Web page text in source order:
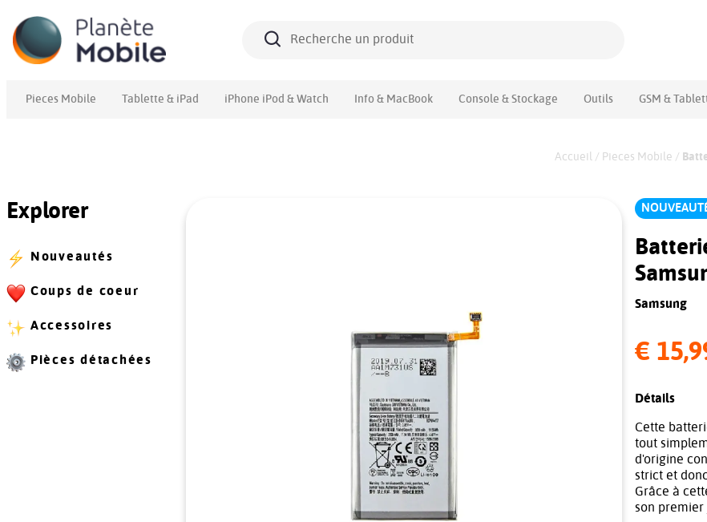
Pieces Mobile Tablette & iPad iPhone iPod & Watch Info & MacBook Console & Stockage Outils GSM &
Accueil / Pieces Mobile /
Explorer
Nouveautés
Coups de coeur
Accessoires
Pièces détachées
Samsung
€
Détails
Cette
tout
d'origine
strict et
Grâce à
son premier